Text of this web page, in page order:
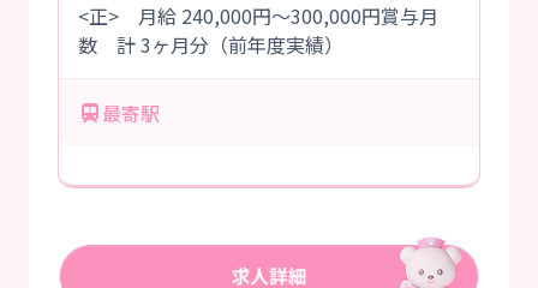
<正> 月給 240,000円～300,000円賞与月
数 計 3ヶ月分（前年度実績）
最寄駅